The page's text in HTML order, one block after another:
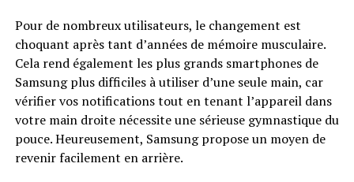
Pour de nombreux utilisateurs, le changement est
choquant après tant d’années de mémoire musculaire.
Cela rend également les plus grands smartphones de
Samsung plus difficiles à utiliser d’une seule main, car
vérifier vos notifications tout en tenant l’appareil dans
votre main droite nécessite une sérieuse gymnastique du
pouce. Heureusement, Samsung propose un moyen de
revenir facilement en arrière.